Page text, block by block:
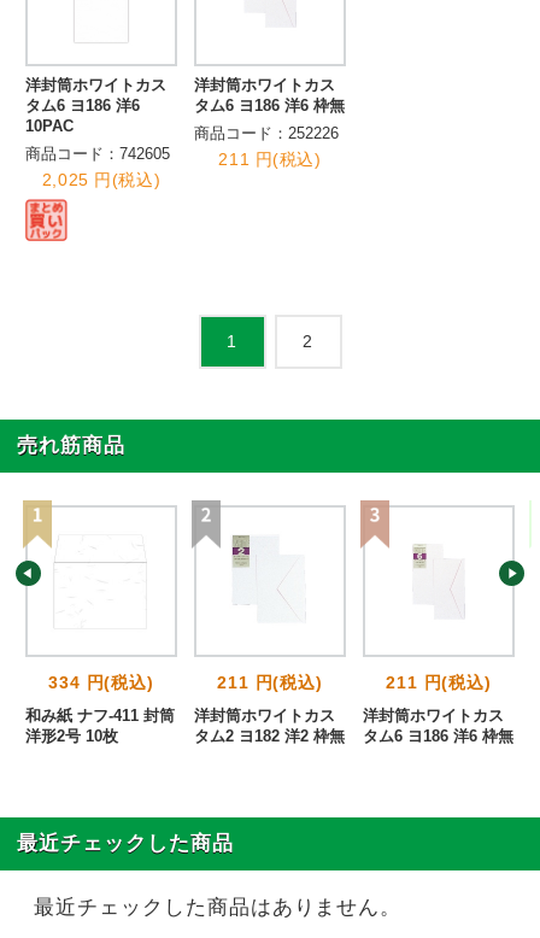
洋封筒ホワイトカス
タム6 ヨ186 洋6
10PAC
商品コード：742605
2,025 円(税込)
洋封筒ホワイトカス
タム6 ヨ186 洋6 枠無
商品コード：252226
211 円(税込)
1 2
売れ筋商品
334 円(税込)
和み紙 ナフ-411 封筒
洋形2号 10枚
211 円(税込)
洋封筒ホワイトカス
タム2 ヨ182 洋2 枠無
211 円(税込)
洋封筒ホワイトカス
タム6 ヨ186 洋6 枠無
最近チェックした商品
最近チェックした商品はありません。